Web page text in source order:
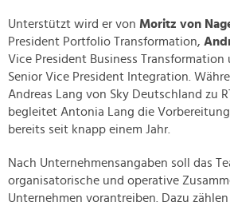
Unterstützt wird er von Moritz von
President Portfolio Transformation,
Vice President Business Transformation
Senior Vice President Integration.
Andreas Lang von Sky Deutschland zu
begleitet Antonia Lang die
bereits seit knapp einem Jahr.
Nach Unternehmensangaben soll das
organisatorische und operative
Unternehmen vorantreiben. Dazu